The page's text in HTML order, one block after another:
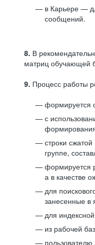
в Карьере —
сообщений.
8. В
матриц обучающей
9. Процесс работы
формируется
с
строки
группе,
формируется
а в качестве
для
занесенные в
для
из рабочей